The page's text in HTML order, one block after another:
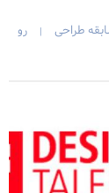
طراحی | رو